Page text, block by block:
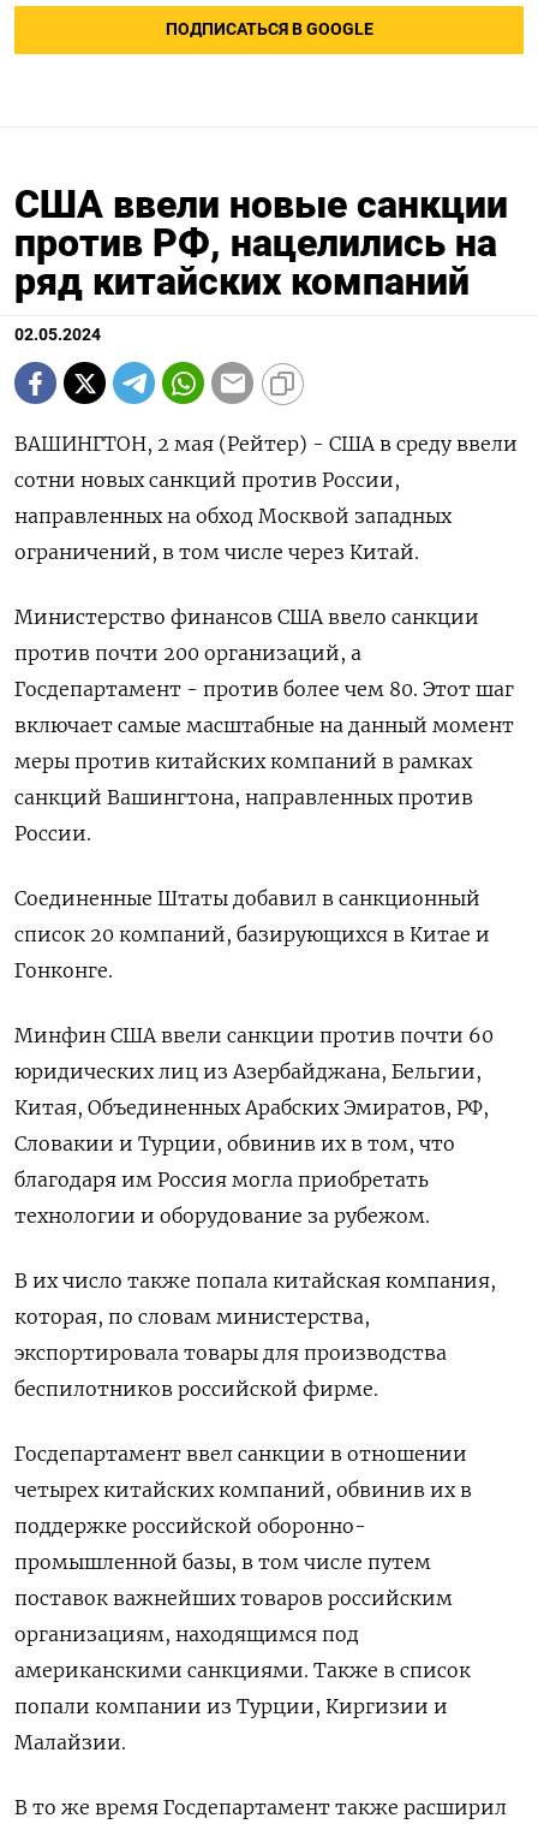
ПОДПИСАТЬСЯ В GOOGLE
США ввели новые санкции
против РФ, нацелились на
ряд китайских компаний
02.05.2024
ВАШИНГТОН, 2 мая (Рейтер) - США в среду ввели
сотни новых санкций против России,
направленных на обход Москвой западных
ограничений, в том числе через Китай.
Министерство финансов США ввело санкции
против почти 200 организаций, а
Госдепартамент - против более чем 80. Этот шаг
включает самые масштабные на данный момент
меры против китайских компаний в рамках
санкций Вашингтона, направленных против
России.
Соединенные Штаты добавил в санкционный
список 20 компаний, базирующихся в Китае и
Гонконге.
Минфин США ввели санкции против почти 60
юридических лиц из Азербайджана, Бельгии,
Китая, Объединенных Арабских Эмиратов, РФ,
Словакии и Турции, обвинив их в том, что
благодаря им Россия могла приобретать
технологии и оборудование за рубежом.
В их число также попала китайская компания,
которая, по словам министерства,
экспортировала товары для производства
беспилотников российской фирме.
Госдепартамент ввел санкции в отношении
четырех китайских компаний, обвинив их в
поддержке российской оборонно-
промышленной базы, в том числе путем
поставок важнейших товаров российским
организациям, находящимся под
американскими санкциями. Также в список
попали компании из Турции, Киргизии и
Малайзии.
В то же время Госдепартамент также расширил